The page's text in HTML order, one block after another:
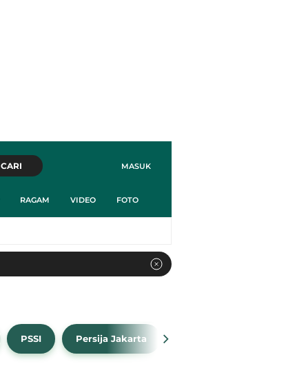
MASUK
CARI
RAGAM VIDEO FOTO
PSSI Persija Jakarta